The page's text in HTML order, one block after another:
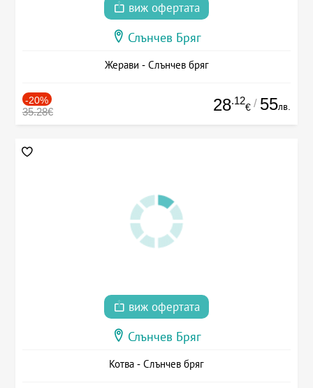
виж офертата
Слънчев Бряг
Жерави - Слънчев бряг
-20%
35.28€ 28.12
€ / 55лв.
виж офертата
Слънчев Бряг
Котва - Слънчев бряг